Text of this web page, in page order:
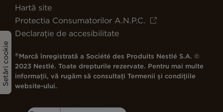
Setări cookie
Hartă site
Protectia Consumatorilor A.N.P.C.
Declarație de accesibilitate
®Marcă înregistrată a Société des Produits Nestlé S.A. ©
2023 Nestlé. Toate drepturile rezervate. Pentru mai multe
informații, vă rugăm să consultați Termenii și condițiile
website-ului.